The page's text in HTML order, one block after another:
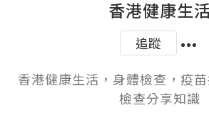
香港健康生
追蹤
香港健康生活，身體檢查，疫
檢查分享知識